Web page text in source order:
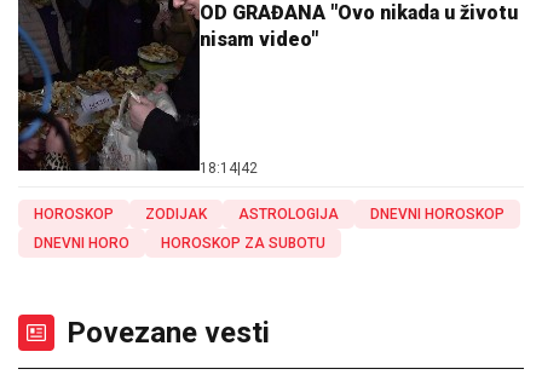
OD GRAĐANA "Ovo nikada u životu
nisam video"
18:14 42
HOROSKOP ZODIJAK ASTROLOGIJA
DNEVNI HOROSKOP
DNEVNI HORO
HOROSKOP ZA SUBOTU
Povezane vesti